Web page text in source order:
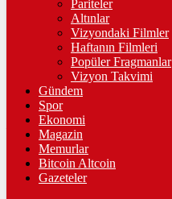
%-0,14
LİTECOİN
ETHEREUM
Pariteler
Altınlar
Vizyondaki Filmler
Haftanın Filmleri
Popüler Fragmanlar
Vizyon Takvimi
Gündem
Spor
Ekonomi
Magazin
Memurlar
Bitcoin Altcoin
Gazeteler